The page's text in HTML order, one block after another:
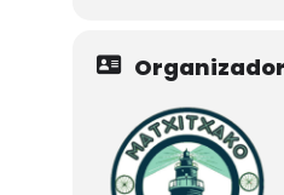
Organizador